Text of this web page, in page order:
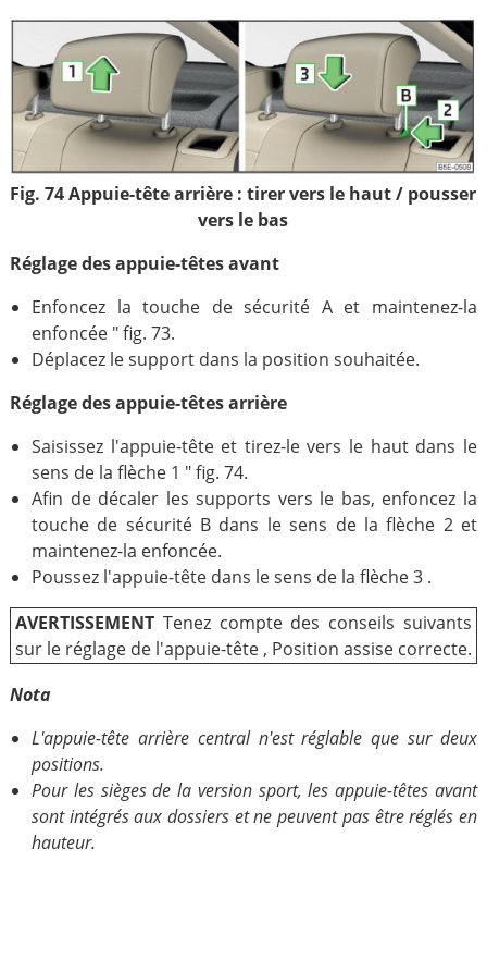
Fig. 74 Appuie-tête arrière : tirer vers le haut / pousser
vers le bas
Réglage des appuie-têtes avant
Enfoncez la touche de sécurité A et maintenez-la
enfoncée " fig. 73.
Déplacez le support dans la position souhaitée.
Réglage des appuie-têtes arrière
Saisissez l'appuie-tête et tirez-le vers le haut dans le
sens de la flèche 1 " fig. 74.
Afin de décaler les supports vers le bas, enfoncez la
touche de sécurité B dans le sens de la flèche 2 et
maintenez-la enfoncée.
Poussez l'appuie-tête dans le sens de la flèche 3 .
AVERTISSEMENT Tenez compte des conseils suivants
sur le réglage de l'appuie-tête , Position assise correcte.
Nota
L'appuie-tête arrière central n'est réglable que sur deux
positions.
Pour les sièges de la version sport, les appuie-têtes avant
sont intégrés aux dossiers et ne peuvent pas être réglés en
hauteur.